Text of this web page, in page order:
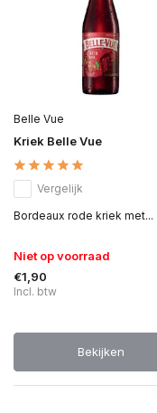
Belle Vue
Kriek Belle Vue
Vergelijk
Bordeaux rode kriek met...
Niet op voorraad
€1,90
Incl. btw
Bekijken